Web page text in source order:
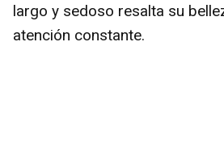
largo y sedoso resalta su
atención constante.